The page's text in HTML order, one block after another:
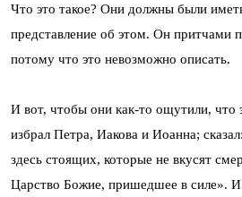
Что это такое? Они должны были
представление об этом. Он притчами
потому что это невозможно описать.
И вот, чтобы они как-то ощутили, что
избрал Петра, Иакова и Иоанна;
здесь стоящих, которые не вкусят
Царство Божие, пришедшее в силе». И